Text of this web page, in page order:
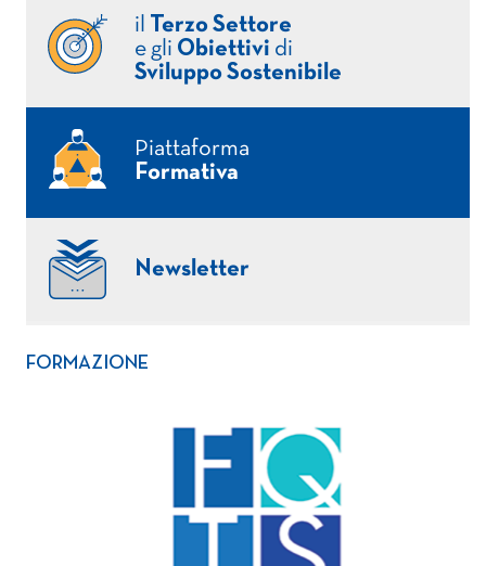
il
Terzo Settore
e gli Obiettivi di
Sviluppo Sostenibile
Piattaforma
Formativa
Newsletter
FORMAZIONE